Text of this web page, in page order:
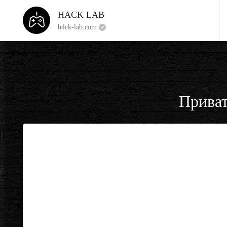
HACK LAB
h4ck-lab.com